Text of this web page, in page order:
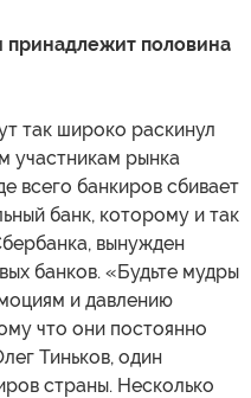
принадлежит половина
так широко раскинул
участникам рынка
всего банкиров сбивает
банк, которому и так
вынужден
банков. «Будьте мудры
и давлению
что они постоянно
Тиньков, один
страны. Несколько